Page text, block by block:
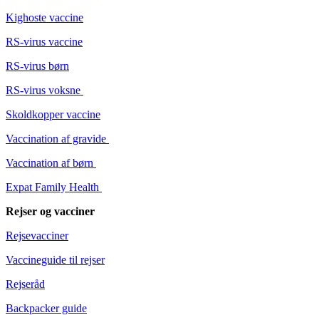
Kighoste vaccine
RS-virus vaccine
RS-virus børn
RS-virus voksne
Skoldkopper vaccine
Vaccination af gravide
Vaccination af børn
Expat Family Health
Rejser og vacciner
Rejsevacciner
Vaccineguide til rejser
Rejseråd
Backpacker guide